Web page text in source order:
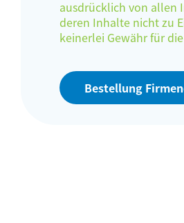
ausdrücklich von allen
deren Inhalte nicht zu
keinerlei Gewähr für
Bestellung